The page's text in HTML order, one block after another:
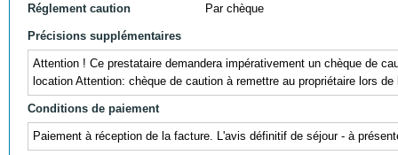
Réglement caution Par chèque
Précisions supplémentaires
Attention ! Ce prestataire demandera impérativement un chèque de
location Attention: chèque de caution à remettre au propriétaire lors
Conditions de paiement
Paiement à réception de la facture. L'avis définitif de séjour - à